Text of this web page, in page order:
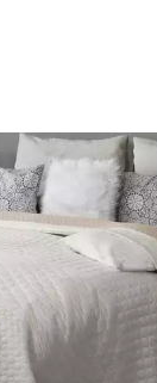
HOMELEVEL
XXL 220x240 cm,
gemustert
4-5 Werktagen bei dir